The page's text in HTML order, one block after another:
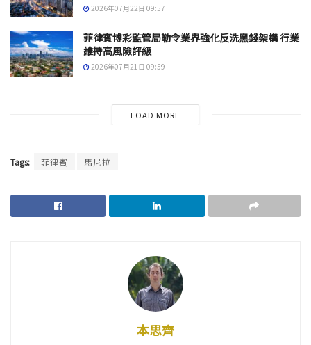
2026年07月22日 09:57
菲律賓博彩監管局勒令業界強化反洗黑錢架構 行業
維持高風險評級
2026年07月21日 09:59
LOAD MORE
Tags: 菲律賓 馬尼拉
本思齊